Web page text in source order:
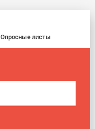
Опросные листы